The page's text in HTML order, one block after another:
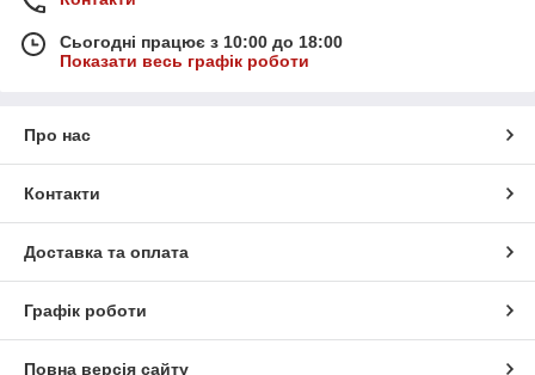
Сьогодні працює з 10:00 до 18:00
Показати весь графік роботи
Про нас
Контакти
Доставка та оплата
Графік роботи
Повна версія сайту